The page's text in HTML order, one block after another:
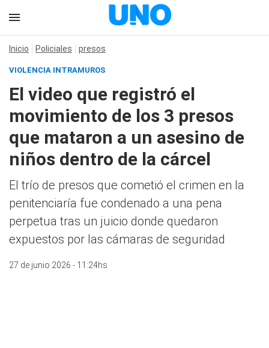
Inicio Policiales presos
VIOLENCIA INTRAMUROS
El video que registró el
movimiento de los 3 presos
que mataron a un asesino de
niños dentro de la cárcel
El trío de presos que cometió el crimen en la
penitenciaría fue condenado a una pena
perpetua tras un juicio donde quedaron
expuestos por las cámaras de seguridad
27 de junio 2026 - 11:24hs